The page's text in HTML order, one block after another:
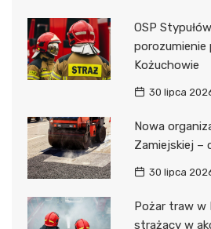
OSP
porozumienie
Kożuchowie
30 lipca
Nowa
Zamiejskiej –
30 lipca
Pożar traw w
strażacy w